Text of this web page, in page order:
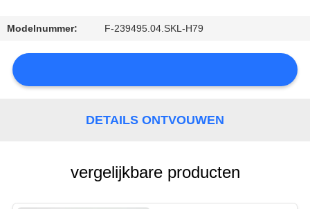
CONTACTEER
ONS
NIEUWS
SITEMAP
Modelnummer: F-239495.04.SKL-H79
DETAILS ONTVOUWEN
vergelijkbare producten